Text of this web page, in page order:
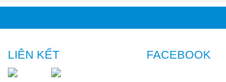
LIÊN KẾT FACEBOOK